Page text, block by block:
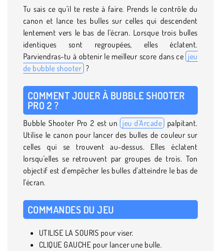
Tu sais ce qu'il te reste à faire. Prends le contrôle du
canon et lance tes bulles sur celles qui descendent
lentement vers le bas de l'écran. Lorsque trois bulles
identiques sont regroupées, elles éclatent.
Parviendras-tu à obtenir le meilleur score dans ce jeu
de bubble shooter ?
COMMENT JOUER À BUBBLE SHOOTER
PRO 2 ?
Bubble Shooter Pro 2 est un jeu d'Arcade palpitant.
Utilise le canon pour lancer des bulles de couleur sur
celles qui se trouvent au-dessus. Elles éclatent
lorsqu'elles se retrouvent par groupes de trois. Ton
objectif est d'empêcher les bulles d'atteindre le bas de
l'écran.
COMMANDES DU JEU
UTILISE LA SOURIS pour viser.
CLIQUE GAUCHE pour lancer une bulle.